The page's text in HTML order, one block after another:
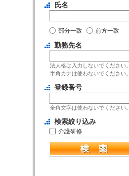
氏名
部分一致 前方一致
勤務先名
法人格は入力しないでください。
半角カナは使わないでください。
登録番号
全角文字は使わないでください。
検索絞り込み
介護研修